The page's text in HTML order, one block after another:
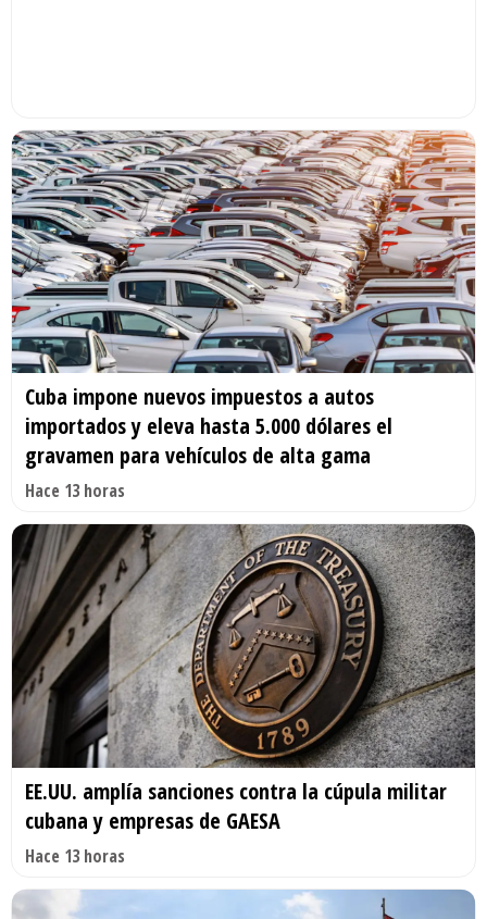
Cuba impone nuevos impuestos a autos
importados y eleva hasta 5.000 dólares el
gravamen para vehículos de alta gama
Hace 13 horas
EE.UU. amplía sanciones contra la cúpula militar
cubana y empresas de GAESA
Hace 13 horas